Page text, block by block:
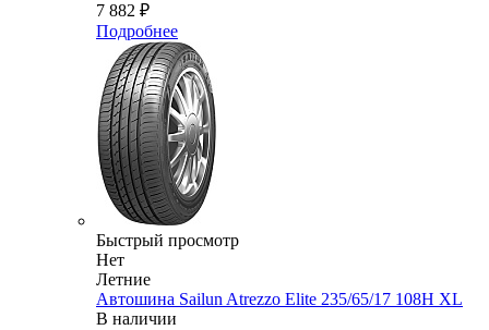
7 882 ₽
Подробнее
Быстрый просмотр
Нет
Летние
Автошина Sailun Atrezzo Elite 235/65/17 108H XL
В наличии